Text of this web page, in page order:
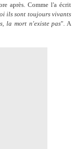
après. Comme l'a écrit
ils sont toujours vivants
la mort n'existe pas". A